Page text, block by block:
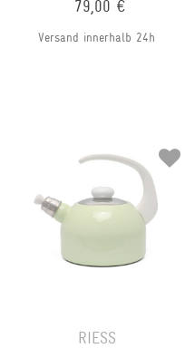
79,00 €
Versand innerhalb 24h
RIESS